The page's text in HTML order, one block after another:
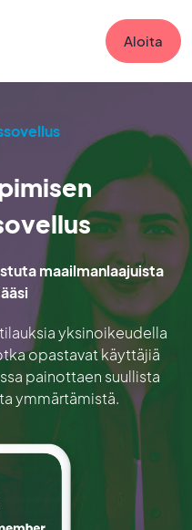
Aloita
maailmanlaajuista
yksinoikeudella
opastavat käyttäjiä
painottaen suullista
ymmärtämistä.